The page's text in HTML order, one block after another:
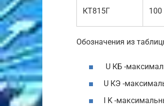
КТ815Г 100
Обозначения из
U КБ -
U КЭ -
I K -